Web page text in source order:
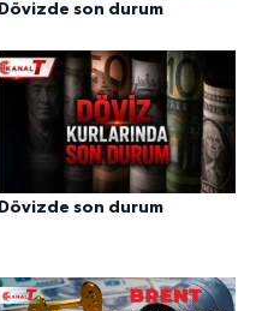
Dövizde son durum
Dövizde son durum